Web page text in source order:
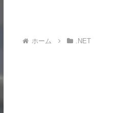
ホーム .NET